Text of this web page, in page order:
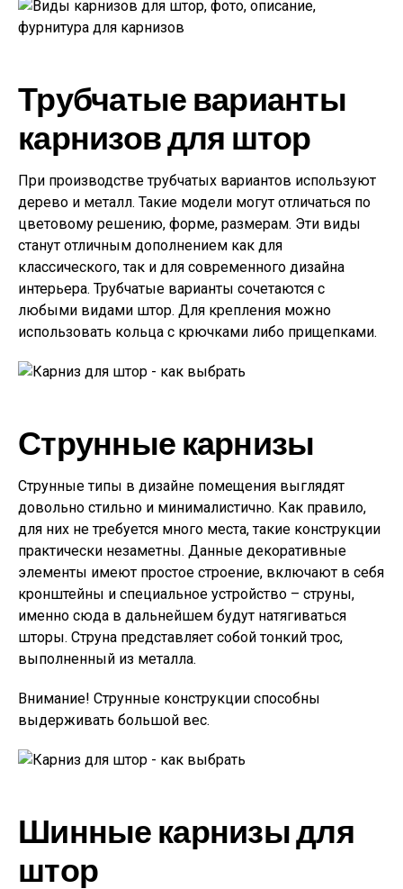
Трубчатые варианты
карнизов для штор
При производстве трубчатых вариантов используют
дерево и металл. Такие модели могут отличаться по
цветовому решению, форме, размерам. Эти виды
станут отличным дополнением как для
классического, так и для современного дизайна
интерьера. Трубчатые варианты сочетаются с
любыми видами штор. Для крепления можно
использовать кольца с крючками либо прищепками.
Струнные карнизы
Струнные типы в дизайне помещения выглядят
довольно стильно и минималистично. Как правило,
для них не требуется много места, такие конструкции
практически незаметны. Данные декоративные
элементы имеют простое строение, включают в себя
кронштейны и специальное устройство – струны,
именно сюда в дальнейшем будут натягиваться
шторы. Струна представляет собой тонкий трос,
выполненный из металла.
Внимание! Струнные конструкции способны
выдерживать большой вес.
Шинные карнизы для
штор